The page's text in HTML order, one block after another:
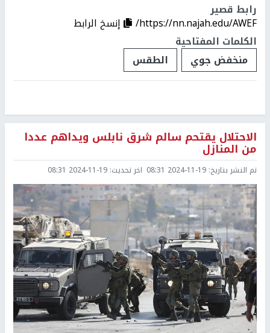
رابط قصير
https://nn.najah.edu/AWEF/
إنسخ الرابط
الكلمات المفتاحية
منخفض جوي
الطقس
الاحتلال يقتحم سالم شرق نابلس ويداهم عددا
من المنازل
تم النشر بتاريخ: 2024-11-19 08:31 اخر تحديث: 2024-11-19 08:31